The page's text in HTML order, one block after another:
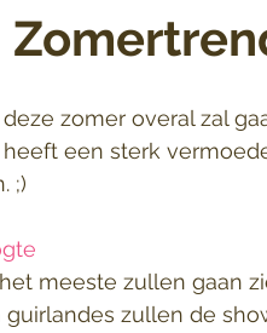
zomer overal zal
een sterk
;)
meeste zullen gaan
zullen de